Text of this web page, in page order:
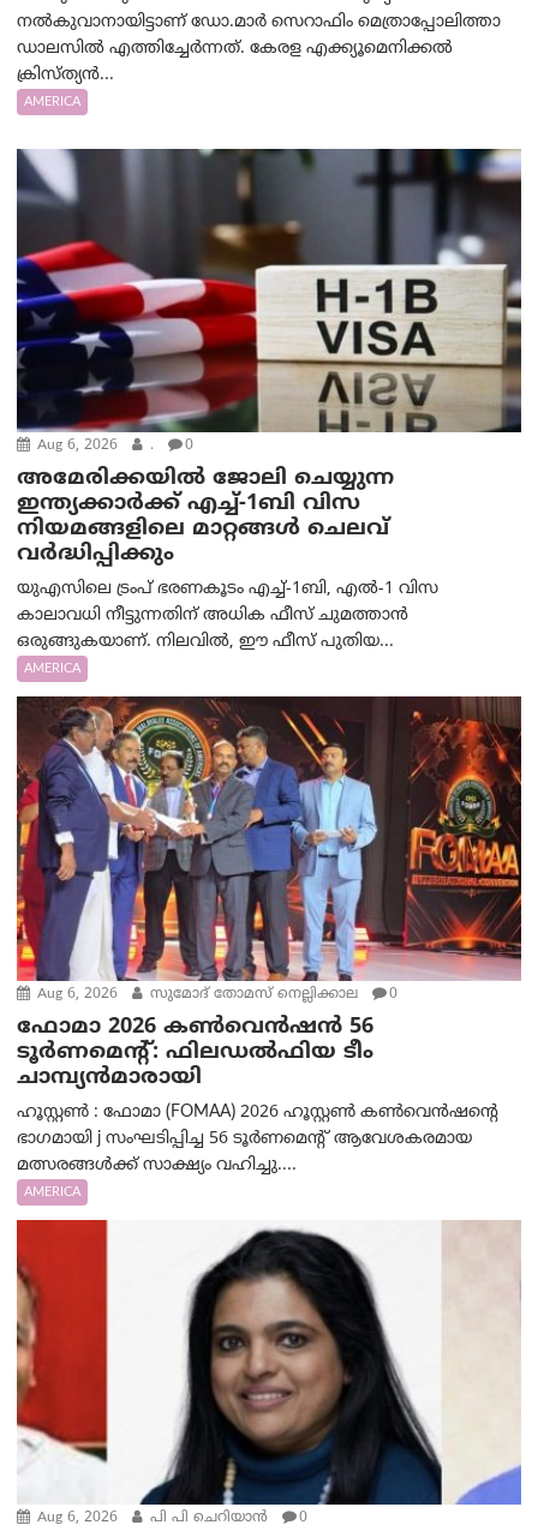
നൽകുവാനായിട്ടാണ് ഡോ.മാർ സെറാഫിം മെത്രാപ്പോലിത്താ
ഡാലസിൽ എത്തിച്ചേർന്നത്. കേരള എക്ക്യൂമെനിക്കൽ
ക്രിസ്ത്യൻ...
AMERICA
Aug 6, 2026 . 0
അമേരിക്കയില്‍ ജോലി ചെയ്യുന്ന
ഇന്ത്യക്കാർക്ക് എച്ച്-1ബി വിസ
നിയമങ്ങളിലെ മാറ്റങ്ങൾ ചെലവ്
വർദ്ധിപ്പിക്കും
യുഎസിലെ ട്രംപ് ഭരണകൂടം എച്ച്-1ബി, എൽ-1 വിസ
കാലാവധി നീട്ടുന്നതിന് അധിക ഫീസ് ചുമത്താൻ
ഒരുങ്ങുകയാണ്. നിലവിൽ, ഈ ഫീസ് പുതിയ...
AMERICA
Aug 6, 2026 സുമോദ് തോമസ് നെല്ലിക്കാല 0
ഫോമാ 2026 കൺവെൻഷൻ 56
ടൂർണമെന്റ്: ഫിലഡൽഫിയ ടീം
ചാമ്പ്യൻമാരായി
ഹൂസ്റ്റൺ : ഫോമാ (FOMAA) 2026 ഹൂസ്റ്റൺ കൺവെൻഷന്റെ
ഭാഗമായി j സംഘടിപ്പിച്ച 56 ടൂർണമെന്റ് ആവേശകരമായ
മത്സരങ്ങൾക്ക് സാക്ഷ്യം വഹിച്ചു....
AMERICA
Aug 6, 2026 പി പി ചെറിയാൻ 0